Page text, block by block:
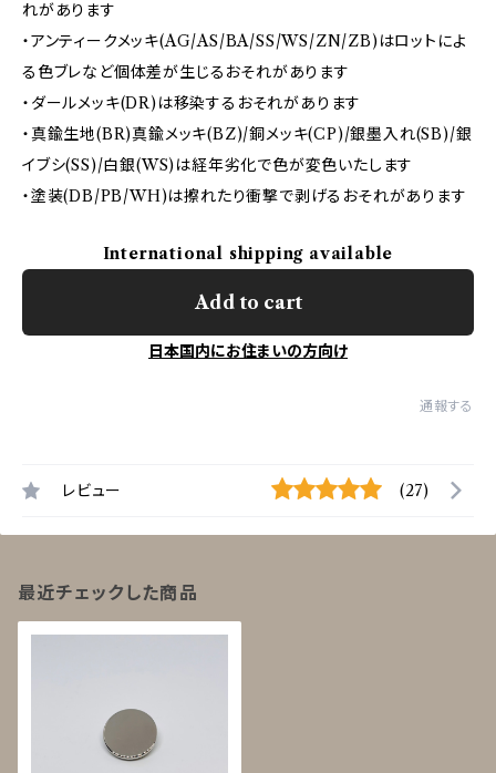
れがあります
・アンティークメッキ(AG/AS/BA/SS/WS/ZN/ZB)はロットによ
る色ブレなど個体差が生じるおそれがあります
・ダールメッキ(DR)は移染するおそれがあります
・真鍮生地(BR)真鍮メッキ(BZ)/銅メッキ(CP)/銀墨入れ(SB)/銀
イブシ(SS)/白銀(WS)は経年劣化で色が変色いたします
・塗装(DB/PB/WH)は擦れたり衝撃で剥げるおそれがあります
International shipping available
Add to cart
日本国内にお住まいの方向け
通報する
レビュー (27)
最近チェックした商品